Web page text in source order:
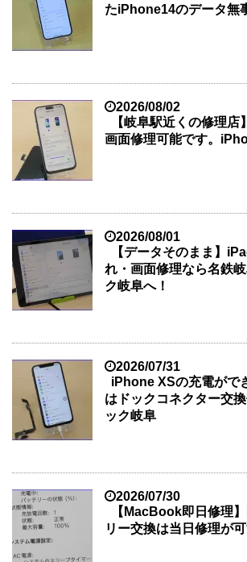
たiPhone14のデータ無
2026/08/02
【岐阜駅近くの修理店
画面修理可能です。
2026/08/01
【データそのまま】
れ・画面修理なら名鉄
ク岐阜へ！
2026/07/31
iPhone XSの充電がで
はドックコネクター交
ック岐阜
2026/07/30
【MacBook即日修理
リー交換は当日修理が可